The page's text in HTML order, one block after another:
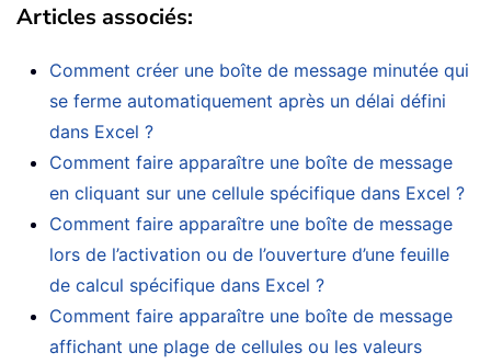
Articles associés:
Comment créer une boîte de message minutée qui
se ferme automatiquement après un délai défini
dans Excel ?
Comment faire apparaître une boîte de message
en cliquant sur une cellule spécifique dans Excel ?
Comment faire apparaître une boîte de message
lors de l’activation ou de l’ouverture d’une feuille
de calcul spécifique dans Excel ?
Comment faire apparaître une boîte de message
affichant une plage de cellules ou les valeurs